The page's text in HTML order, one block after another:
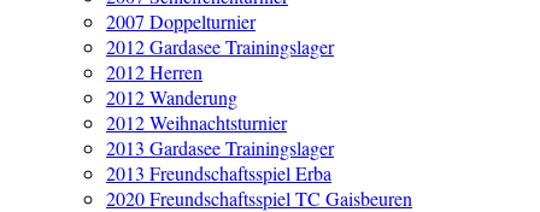
2007 Doppelturnier
2012 Gardasee Trainingslager
2012 Herren
2012 Wanderung
2012 Weihnachtsturnier
2013 Gardasee Trainingslager
2013 Freundschaftsspiel Erba
2020 Freundschaftsspiel TC Gaisbeuren